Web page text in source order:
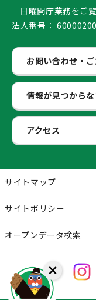
日曜開庁業務をご
法人番号：
お問い合わせ・
情報が見つから
アクセス
サイトマップ
サイトポリシー
オープンデータ検索